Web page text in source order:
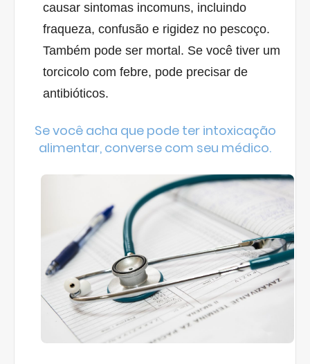
causar sintomas incomuns, incluindo
fraqueza, confusão e rigidez no pescoço.
Também pode ser mortal. Se você tiver um
torcicolo com febre, pode precisar de
antibióticos.
Se você acha que pode ter intoxicação
alimentar, converse com seu médico.